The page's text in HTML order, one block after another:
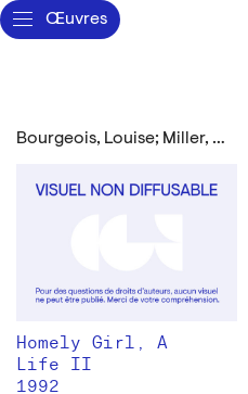
Œuvres
Bourgeois, Louise; Miller, Arthur
Homely Girl, A
Life II
1992